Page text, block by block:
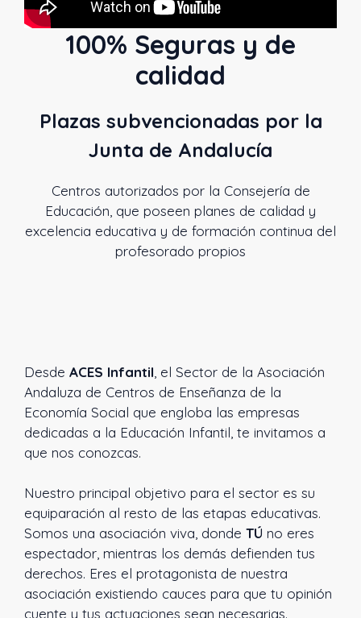
100% Seguras y de
calidad
Plazas subvencionadas por la
Junta de Andalucía
Centros autorizados por la Consejería de
Educación, que poseen planes de calidad y
excelencia educativa y de formación continua del
profesorado propios
Desde ACES Infantil , el Sector de la Asociación
Andaluza de Centros de Enseñanza de la
Economía Social que engloba las empresas
dedicadas a la Educación Infantil, te invitamos a
que nos conozcas.
Nuestro principal objetivo para el sector es su
equiparación al resto de las etapas educativas.
Somos una asociación viva, donde TÚ no eres
espectador, mientras los demás defienden tus
derechos. Eres el protagonista de nuestra
asociación existiendo cauces para que tu opinión
cuente y tus actuaciones sean necesarias.